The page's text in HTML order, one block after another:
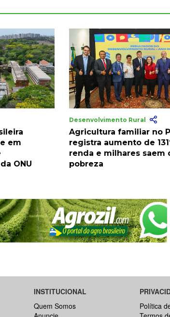
em
ONU
Desenvolvimento Rural
Agricultura familiar no
registra aumento de
renda e milhares saem
pobreza
INSTITUCIONAL
Quem Somos
Política